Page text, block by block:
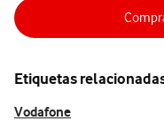
Etiquetas
Vodafone